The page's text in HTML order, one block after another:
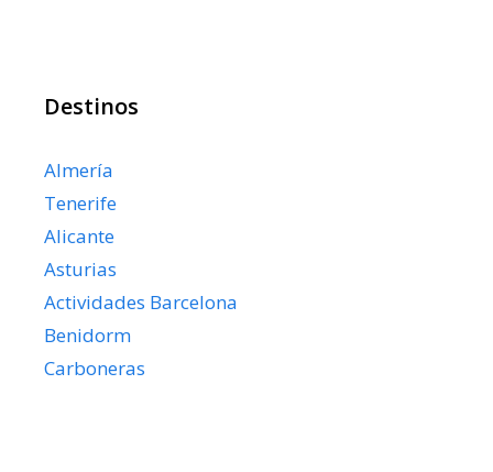
Destinos
Almería
Tenerife
Alicante
Asturias
Actividades Barcelona
Benidorm
Carboneras